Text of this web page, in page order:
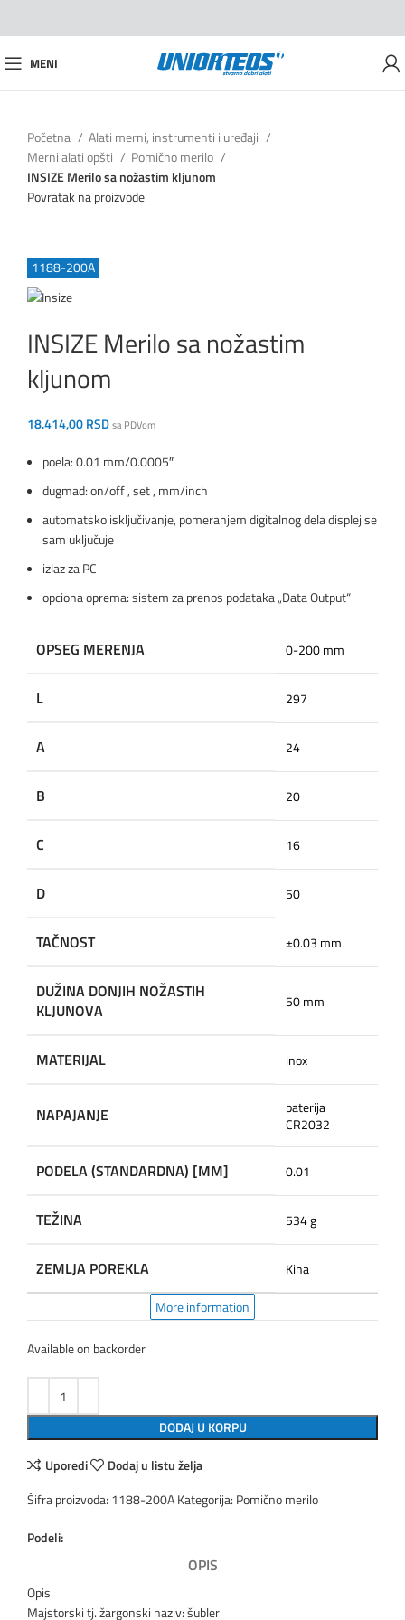
MENI
Početna
Alati merni, instrumenti i uređaji
Merni alati opšti
Pomično merilo
INSIZE Merilo sa nožastim kljunom
Povratak na proizvode
1188-200A
INSIZE Merilo sa nožastim
kljunom
18.414,00RSDsa PDVom
poela: 0.01 mm/0.0005″
dugmad: on/off , set , mm/inch
automatsko isključivanje, pomeranjem digitalnog dela displej se
sam uključuje
izlaz za PC
opciona oprema: sistem za prenos podataka „Data Output“
OPSEG MERENJA 0-200 mm
L 297
A 24
B 20
C 16
D 50
TAČNOST ±0.03 mm
DUŽINA DONJIH NOŽASTIH
KLJUNOVA
50 mm
MATERIJAL inox
NAPAJANJE
baterija
CR2032
PODELA (STANDARDNA) [MM] 0.01
TEŽINA 534 g
ZEMLJA POREKLA
Kina
More information
Available on backorder
DODAJ U KORPU
Uporedi
Dodaj u listu želja
Šifra proizvoda: 1188-200AKategorija: Pomično merilo
Podeli:
OPIS
Opis
Majstorski tj. žargonski naziv: šubler